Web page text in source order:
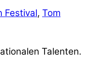
Festival, Tom
Talenten.